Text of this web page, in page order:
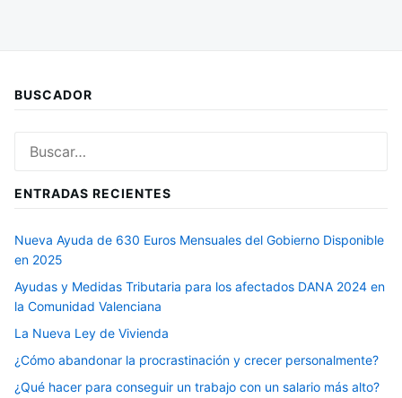
BUSCADOR
ENTRADAS RECIENTES
Nueva Ayuda de 630 Euros Mensuales del Gobierno Disponible
en 2025
Ayudas y Medidas Tributaria para los afectados DANA 2024 en
la Comunidad Valenciana
La Nueva Ley de Vivienda
¿Cómo abandonar la procrastinación y crecer personalmente?
¿Qué hacer para conseguir un trabajo con un salario más alto?